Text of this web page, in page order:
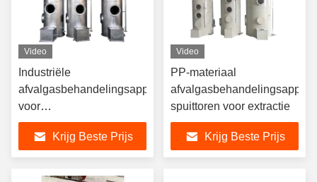
Video
Industriële
afvalgasbehandelingsapparatuur
voor
HCL/NH3/HF/H2SO4/NAOH
Krijg Beste Prijs
Video
PP-materiaal
spuittoren voor extractie
Krijg Beste Prijs